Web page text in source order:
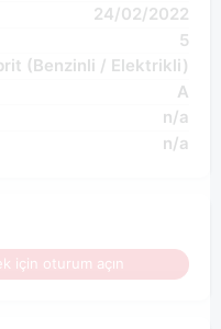
24/02/2022
5
(Benzinli / Elektrikli)
A
n/a
n/a
için oturum açın